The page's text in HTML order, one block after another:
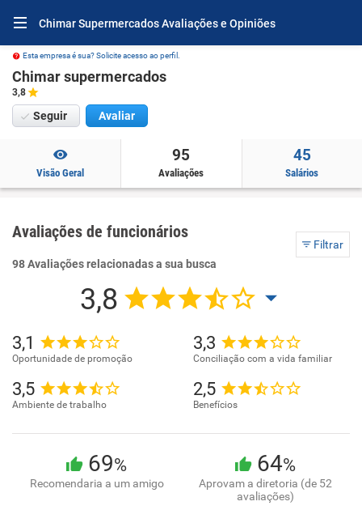
Chimar Supermercados Avaliações e Opiniões
Esta empresa é sua? Solicite acesso ao perfil.
Chimar supermercados
3,8
Seguir Avaliar
Visão Geral
95
Avaliações
45
Salários
Avaliações de funcionários
Filtrar
98 Avaliações relacionadas a sua busca
3,8
3,1
Oportunidade de promoção
3,3
Conciliação com a vida familiar
3,5
Ambiente de trabalho
2,5
Benefícios
69%
Recomendaria a um amigo
64%
Aprovam a diretoria (de 52
avaliações)